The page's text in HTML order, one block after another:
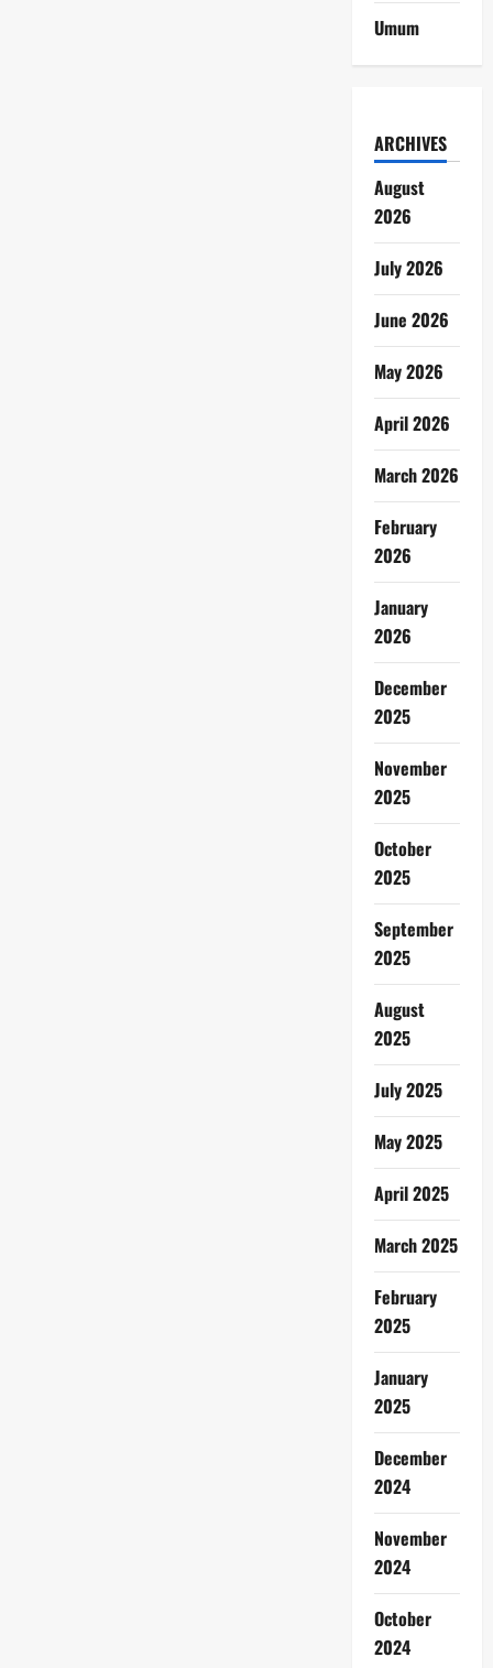
Umum
ARCHIVES
August
2026
July 2026
June 2026
May 2026
April 2026
March 2026
February
2026
January
2026
December
2025
November
2025
October
2025
September
2025
August
2025
July 2025
May 2025
April 2025
March 2025
February
2025
January
2025
December
2024
November
2024
October
2024